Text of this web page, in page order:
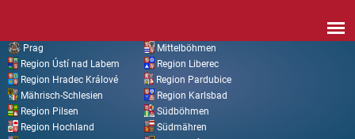
Prag
Mittelböhmen
Region Ústí nad Labem
Region Liberec
Region Hradec Králové
Region Pardubice
Mährisch-Schlesien
Region Karlsbad
Region Pilsen
Südböhmen
Region Hochland
Südmähren